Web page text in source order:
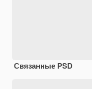
Связанные PSD